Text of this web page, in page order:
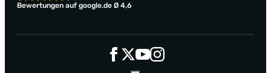
Bewertungen auf google.de Ø 4,6